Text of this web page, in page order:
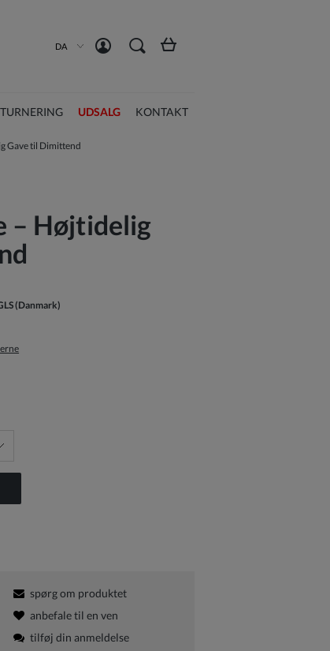
DA
UDSALG KONTAKT
Gave til Dimittend
– Højtidelig
(Danmark)
spørg om produktet
anbefale til en ven
tilføj din anmeldelse